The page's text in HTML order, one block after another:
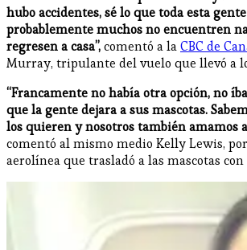
hubo accidentes, sé lo que toda esta
probablemente muchos no encuentren
regresen a casa”,comentó a laCBC de
Murray, tripulante del vuelo que llevó a
“Francamente no había otra opción, no
que la gente dejara a sus mascotas.
los quieren y nosotros también amamos
comentó al mismo medio Kelly Lewis,
aerolínea que trasladó a las mascotas con